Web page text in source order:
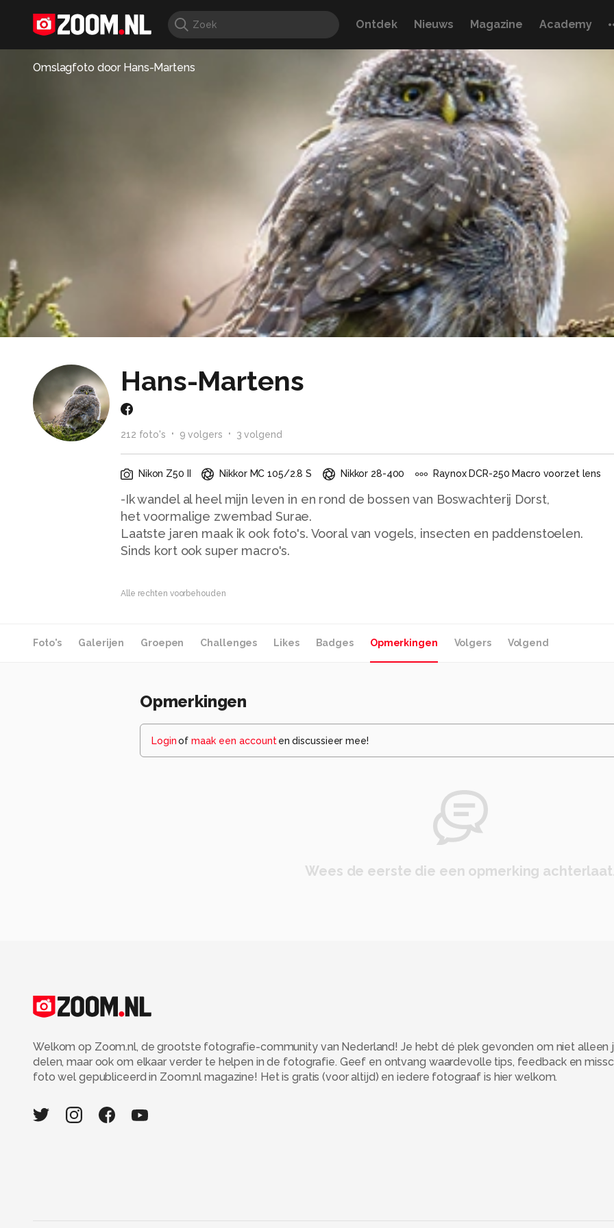
Ontdek Nieuws Magazine Academy
Omslagfoto door Hans-Martens
Hans-Martens
212 foto's 9 volgers 3 volgend
Nikon Z50 II Nikkor MC 105/2.8 S Nikkor 28-400 Raynox DCR-250 Macro voorzet lens
-Ik wandel al heel mijn leven in en rond de bossen van Boswachterij Dorst,
het voormalige zwembad Surae.
Laatste jaren maak ik ook foto's. Vooral van vogels, insecten en paddenstoelen.
Sinds kort ook super macro's.
Alle rechten voorbehouden
Foto's Galerijen Groepen Challenges Likes Badges Opmerkingen Volgers Volgend
Opmerkingen
Loginof maak een account en discussieer mee!
Wees de eerste die een opmerking
Welkom op Zoom.nl, de grootste fotografie-community van Nederland! Je hebt dé plek gevonden om niet
delen, maar ook om elkaar verder te helpen in de fotografie. Geef en ontvang waardevolle tips, feedback en
foto wel gepubliceerd in Zoom.nl magazine! Het is gratis (voor altijd) en iedere fotograaf is hier welkom.